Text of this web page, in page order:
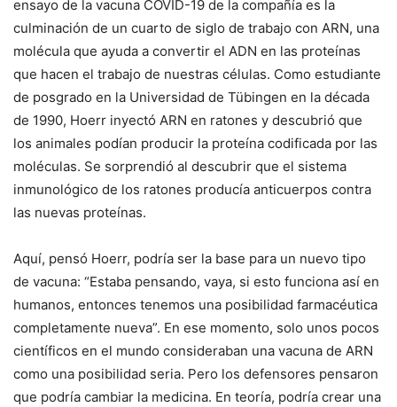
ensayo de la vacuna COVID-19 de la compañía es la
culminación de un cuarto de siglo de trabajo con ARN, una
molécula que ayuda a convertir el ADN en las proteínas
que hacen el trabajo de nuestras células. Como estudiante
de posgrado en la Universidad de Tübingen en la década
de 1990, Hoerr inyectó ARN en ratones y descubrió que
los animales podían producir la proteína codificada por las
moléculas. Se sorprendió al descubrir que el sistema
inmunológico de los ratones producía anticuerpos contra
las nuevas proteínas.
Aquí, pensó Hoerr, podría ser la base para un nuevo tipo
de vacuna: “Estaba pensando, vaya, si esto funciona así en
humanos, entonces tenemos una posibilidad farmacéutica
completamente nueva”. En ese momento, solo unos pocos
científicos en el mundo consideraban una vacuna de ARN
como una posibilidad seria. Pero los defensores pensaron
que podría cambiar la medicina. En teoría, podría crear una